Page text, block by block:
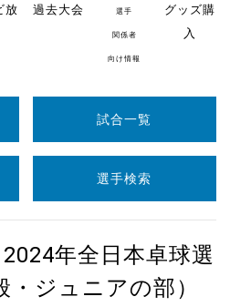
放
過去大会 選手
関係者
向け情報
グッズ購
入
試合一覧
選手検索
年全日本卓球選
ジュニアの部）